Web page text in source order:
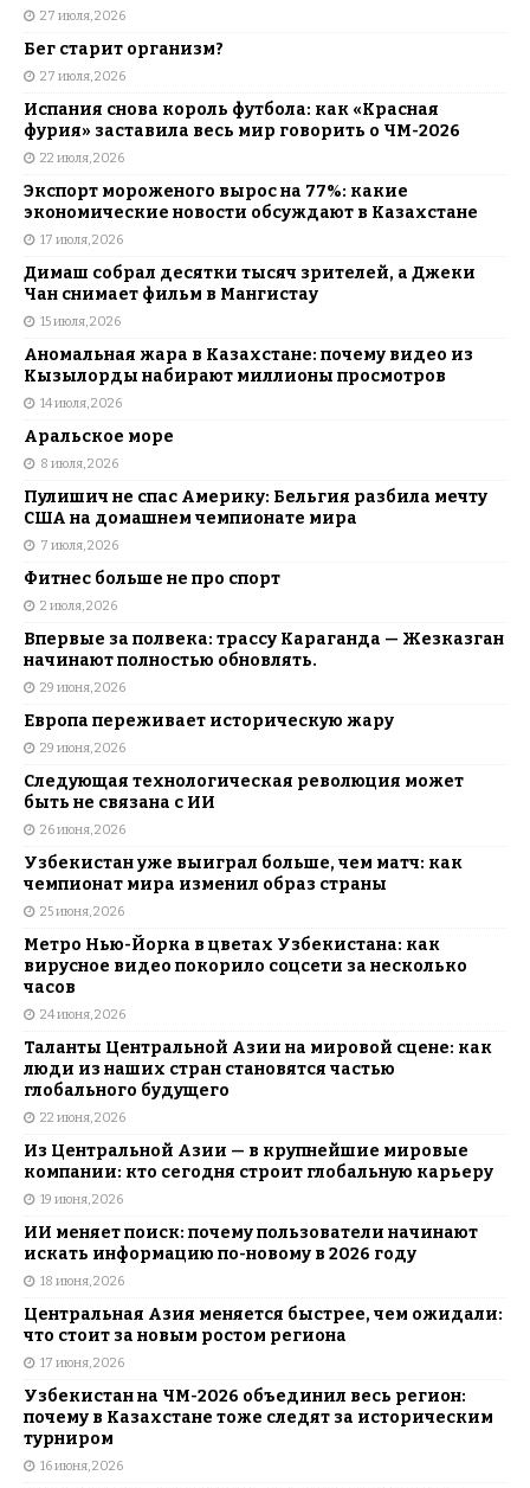
27 июля, 2026
Бег старит организм?
27 июля, 2026
Испания снова король футбола: как «Красная
фурия» заставила весь мир говорить о ЧМ-2026
22 июля, 2026
Экспорт мороженого вырос на 77%: какие
экономические новости обсуждают в Казахстане
17 июля, 2026
Димаш собрал десятки тысяч зрителей, а Джеки
Чан снимает фильм в Мангистау
15 июля, 2026
Аномальная жара в Казахстане: почему видео из
Кызылорды набирают миллионы просмотров
14 июля, 2026
Аральское море
8 июля, 2026
Пулишич не спас Америку: Бельгия разбила мечту
США на домашнем чемпионате мира
7 июля, 2026
Фитнес больше не про спорт
2 июля, 2026
Впервые за полвека: трассу Караганда — Жезказган
начинают полностью обновлять.
29 июня, 2026
Европа переживает историческую жару
29 июня, 2026
Следующая технологическая революция может
быть не связана с ИИ
26 июня, 2026
Узбекистан уже выиграл больше, чем матч: как
чемпионат мира изменил образ страны
25 июня, 2026
Метро Нью-Йорка в цветах Узбекистана: как
вирусное видео покорило соцсети за несколько
часов
24 июня, 2026
Таланты Центральной Азии на мировой сцене: как
люди из наших стран становятся частью
глобального будущего
22 июня, 2026
Из Центральной Азии — в крупнейшие мировые
компании: кто сегодня строит глобальную карьеру
19 июня, 2026
ИИ меняет поиск: почему пользователи начинают
искать информацию по-новому в 2026 году
18 июня, 2026
Центральная Азия меняется быстрее, чем ожидали:
что стоит за новым ростом региона
17 июня, 2026
Узбекистан на ЧМ-2026 объединил весь регион:
почему в Казахстане тоже следят за историческим
турниром
16 июня, 2026